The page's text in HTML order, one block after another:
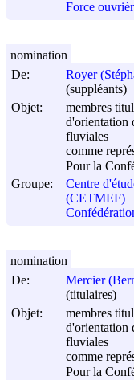
Force
De:
Royer
(suppléants)
Objet:
membres
d'orientation
fluviales
comme
Pour la
Groupe:
Centre
(CETMEF)
nomination
De:
Mercier
(titulaires)
Objet:
membres
d'orientation
fluviales
comme
Pour la
nomination